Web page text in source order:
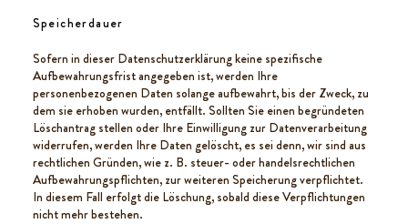
Speicherdauer
Sofern in dieser Datenschutzerklärung keine spezifische
Aufbewahrungsfrist angegeben ist, werden Ihre
personenbezogenen Daten solange aufbewahrt, bis der Zweck, zu
dem sie erhoben wurden, entfällt. Sollten Sie einen begründeten
Löschantrag stellen oder Ihre Einwilligung zur Datenverarbeitung
widerrufen, werden Ihre Daten gelöscht, es sei denn, wir sind aus
rechtlichen Gründen, wie z. B. steuer- oder handelsrechtlichen
Aufbewahrungspflichten, zur weiteren Speicherung verpflichtet.
In diesem Fall erfolgt die Löschung, sobald diese Verpflichtungen
nicht mehr bestehen.